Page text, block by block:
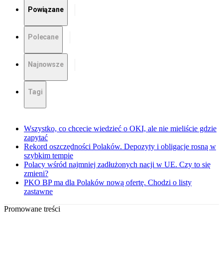
Powiązane
Polecane
Najnowsze
Tagi
Wszystko, co chcecie wiedzieć o OKI, ale nie mieliście gdzie
zapytać
Rekord oszczędności Polaków. Depozyty i obligacje rosną w
szybkim tempie
Polacy wśród najmniej zadłużonych nacji w UE. Czy to się
zmieni?
PKO BP ma dla Polaków nową ofertę. Chodzi o listy
zastawne
Promowane treści